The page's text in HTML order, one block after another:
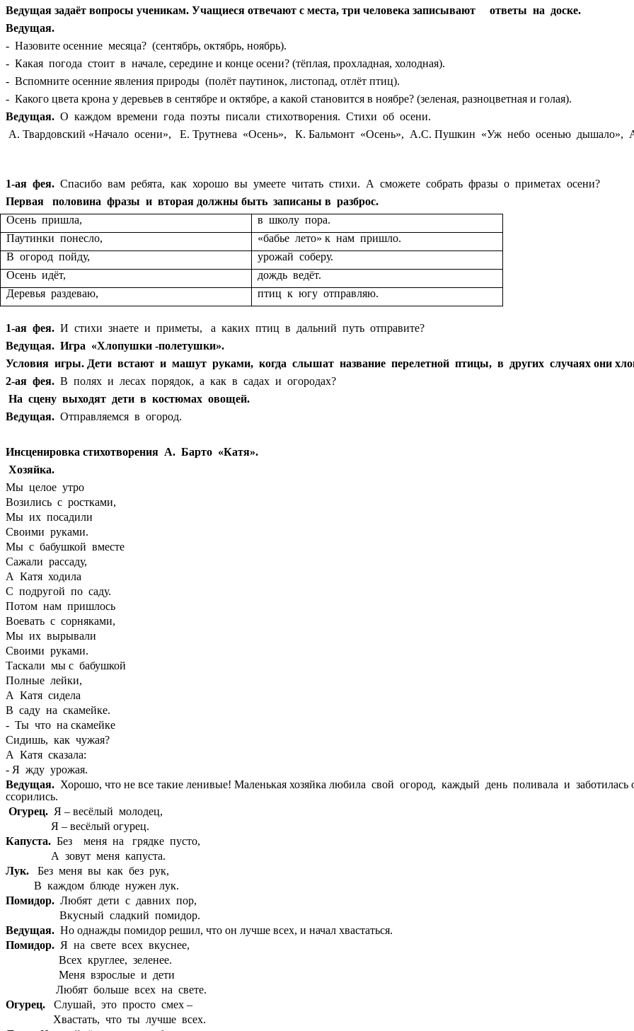
Ведущая задаёт вопросы ученикам. Учащиеся отвечают с места, три человека записывают ответы на доске.
Ведущая.
- Назовите осенние месяца? (сентябрь, октябрь, ноябрь).
- Какая погода стоит в начале, середине и конце осени? (тёплая, прохладная, холодная).
- Вспомните осенние явления природы (полёт паутинок, листопад, отлёт птиц).
- Какого цвета крона у деревьев в сентябре и октябре, а какой становится в ноябре? (зеленая, разноцветная и голая).
Ведущая. О каждом времени года поэты писали стихотворения. Стихи об осени.
А. Твардовский «Начало осени», Е. Трутнева «Осень», К. Бальмонт «Осень», А.С. Пушкин «Уж небо осенью дышало»,
1-ая фея. Спасибо вам ребята, как хорошо вы умеете читать стихи. А сможете собрать фразы о приметах осени?
Первая половина фразы и вторая должны быть записаны в разброс.
Осень пришла,
в школу пора.
Паутинки понесло,
«бабье лето» к нам пришло.
В огород пойду,
урожай соберу.
Осень идёт,
дождь ведёт.
Деревья раздеваю,
птиц к югу отправляю.
1-ая фея. И стихи знаете и приметы, а каких птиц в дальний путь отправите?
Ведущая. Игра «Хлопушки -полетушки».
Условия игры. Дети встают и машут руками, когда слышат название перелетной птицы, в других случаях они
2-ая фея. В полях и лесах порядок, а как в садах и огородах?
На сцену выходят дети в костюмах овощей.
Ведущая. Отправляемся в огород.
Инсценировка стихотворения А. Барто «Катя».
Хозяйка.
Мы целое утро
Возились с ростками,
Мы их посадили
Своими руками.
Мы с бабушкой вместе
Сажали рассаду,
А Катя ходила
С подругой по саду.
Потом нам пришлось
Воевать с сорняками,
Мы их вырывали
Своими руками.
Таскали мы с бабушкой
Полные лейки,
А Катя сидела
В саду на скамейке.
- Ты что на скамейке
Сидишь, как чужая?
А Катя сказала:
- Я жду урожая.
Ведущая. Хорошо, что не все такие ленивые! Маленькая хозяйка любила свой огород, каждый день поливала и
ссорились.
Огурец. Я – весёлый молодец,
Я – весёлый огурец.
Капуста. Без меня на грядке пусто,
А зовут меня капуста.
Лук. Без меня вы как без рук,
В каждом блюде нужен лук.
Помидор. Любят дети с давних пор,
Вкусный сладкий помидор.
Ведущая. Но однажды помидор решил, что он лучше всех, и начал хвастаться.
Помидор. Я на свете всех вкуснее,
Всех круглее, зеленее.
Меня взрослые и дети
Любят больше всех на свете.
Огурец. Слушай, это просто смех –
Хвастать, что ты лучше всех.